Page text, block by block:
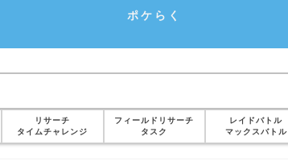
ポケらく
リサーチ
タイムチャレンジ
フィールドリサーチ
タスク
レイドバトル
マックスバトル